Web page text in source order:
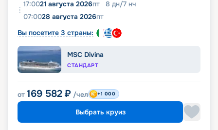
17:0021 августа 2026пт 8 дн/7 нч
07:0028 августа 2026пт
Вы посетите 3 страны:
MSC Divina
СТАНДАРТ
от 169 582 ₽ /чел +1 000
Выбрать круиз